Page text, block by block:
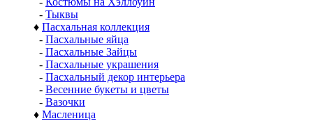
- Тыквы
♦ Пасхальная коллекция
- Пасхальные яйца
- Пасхальные Зайцы
- Пасхальные украшения
- Пасхальный декор интерьера
- Весенние букеты и цветы
- Вазочки
♦ Масленица